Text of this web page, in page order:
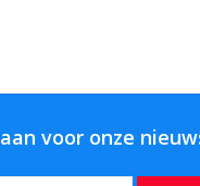
voor onze